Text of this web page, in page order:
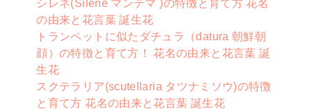
シレネ(Silene マンテマ )の特徴と育て方 花名
の由来と花言葉 誕生花
トランペットに似たダチュラ（datura 朝鮮朝
顔）の特徴と育て方！ 花名の由来と花言葉 誕
生花
スクテラリア(scutellaria タツナミソウ)の特徴
と育て方 花名の由来と花言葉 誕生花